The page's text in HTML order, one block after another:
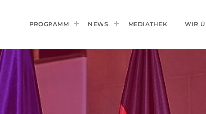
PROGRAMM NEWS MEDIATHEK WIR